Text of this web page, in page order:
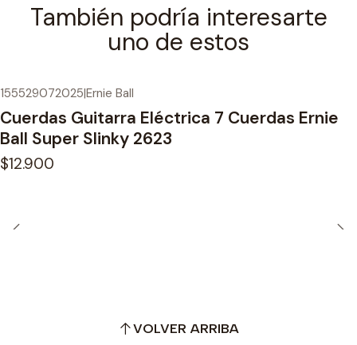
También podría interesarte
uno de estos
155529072025|Ernie Ball
Cuerdas Guitarra Eléctrica 7 Cuerdas Ernie
Ball Super Slinky 2623
$12.900
VOLVER ARRIBA